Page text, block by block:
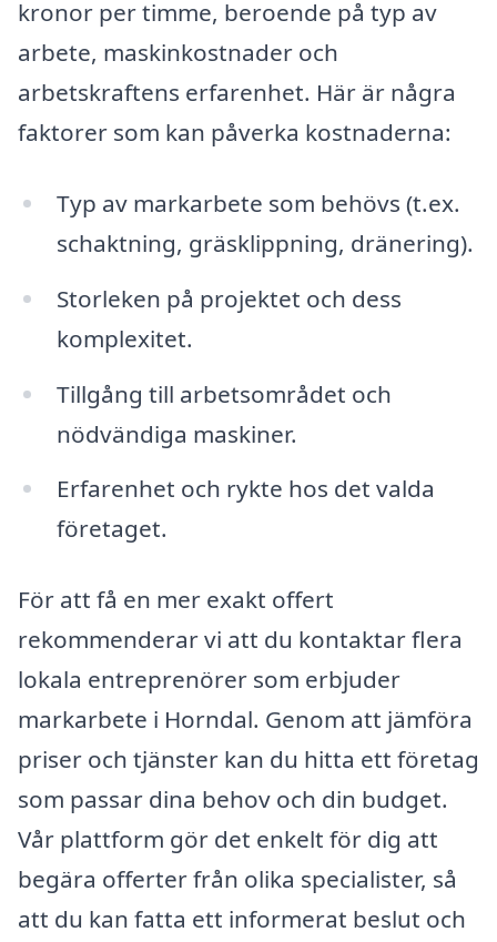
kronor per timme, beroende på typ av
arbete, maskinkostnader och
arbetskraftens erfarenhet. Här är några
faktorer som kan påverka kostnaderna:
Typ av markarbete som behövs (t.ex.
schaktning, gräsklippning, dränering).
Storleken på projektet och dess
komplexitet.
Tillgång till arbetsområdet och
nödvändiga maskiner.
Erfarenhet och rykte hos det valda
företaget.
För att få en mer exakt offert
rekommenderar vi att du kontaktar flera
lokala entreprenörer som erbjuder
markarbete i Horndal. Genom att jämföra
priser och tjänster kan du hitta ett företag
som passar dina behov och din budget.
Vår plattform gör det enkelt för dig att
begära offerter från olika specialister, så
att du kan fatta ett informerat beslut och